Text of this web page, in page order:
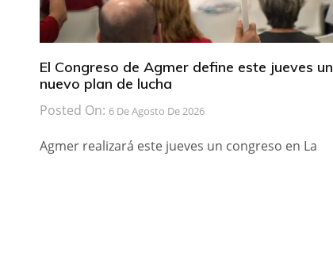
El Congreso de Agmer define este jueves un
nuevo plan de lucha
Posted On: 6 De Agosto De 2026
Agmer realizará este jueves un congreso en La